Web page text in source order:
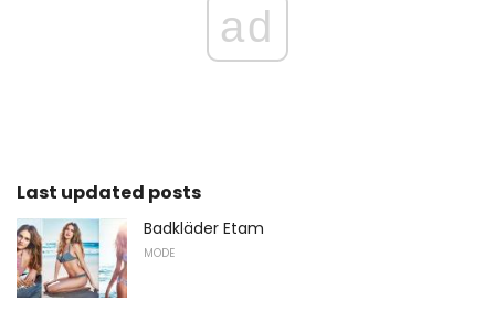
ad
Last updated posts
Badkläder Etam
MODE